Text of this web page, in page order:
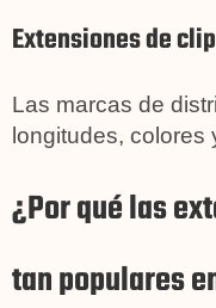
Extensiones de
Las marcas de
longitudes,
¿Por qué las
tan populares